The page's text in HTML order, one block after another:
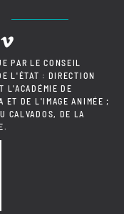
PAR LE CONSEIL
L'ÉTAT : DIRECTION
L'ACADÉMIE DE
ET DE L'IMAGE ANIMÉE ;
CALVADOS, DE LA